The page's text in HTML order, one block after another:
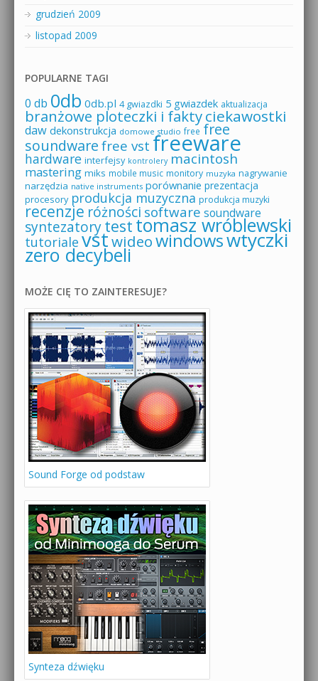
grudzień 2009
listopad 2009
POPULARNE TAGI
0 db 0db 0db.pl 4 gwiazdki 5 gwiazdek aktualizacja
branżowe ploteczki i faktyciekawostki
daw dekonstrukcja domowe studio free free
soundware free vst freeware
hardware interfejsy kontrolery macintosh
mastering miks mobile music monitory muzyka nagrywanie
narzędzia native instruments porównanie prezentacja
procesory produkcja muzyczna produkcja muzyki
recenzje różności software soundware
syntezatorytesttomasz wróblewski
tutoriale vstwideowindowswtyczki
zero decybeli
MOŻE CIĘ TO ZAINTERESUJE?
Sound Forge od podstaw
Synteza dźwięku